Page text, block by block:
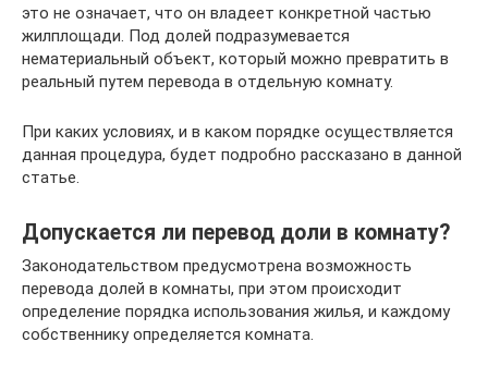
это не означает, что он владеет конкретной частью
жилплощади. Под долей подразумевается
нематериальный объект, который можно превратить в
реальный путем перевода в отдельную комнату.
При каких условиях, и в каком порядке осуществляется
данная процедура, будет подробно рассказано в данной
статье.
Допускается ли перевод доли в комнату?
Законодательством предусмотрена возможность
перевода долей в комнаты, при этом происходит
определение порядка использования жилья, и каждому
собственнику определяется комната.